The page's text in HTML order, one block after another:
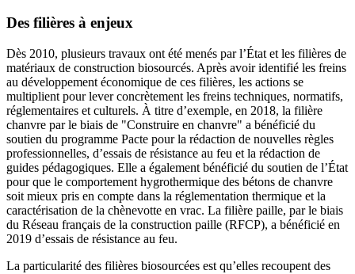
Des filières à enjeux
Dès 2010, plusieurs travaux ont été menés par l’État et les filières de
matériaux de construction biosourcés. Après avoir identifié les freins
au développement économique de ces filières, les actions se
multiplient pour lever concrètement les freins techniques, normatifs,
réglementaires et culturels. À titre d’exemple, en 2018, la filière
chanvre par le biais de "Construire en chanvre" a bénéficié du
soutien du programme Pacte pour la rédaction de nouvelles règles
professionnelles, d’essais de résistance au feu et la rédaction de
guides pédagogiques. Elle a également bénéficié du soutien de l’État
pour que le comportement hygrothermique des bétons de chanvre
soit mieux pris en compte dans la réglementation thermique et la
caractérisation de la chènevotte en vrac. La filière paille, par le biais
du Réseau français de la construction paille (RFCP), a bénéficié en
2019 d’essais de résistance au feu.
La particularité des filières biosourcées est qu’elles recoupent des